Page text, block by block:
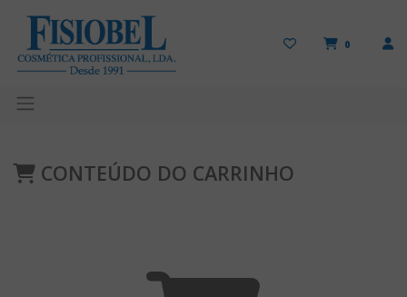
0
CONTEÚDO DO CARRINHO